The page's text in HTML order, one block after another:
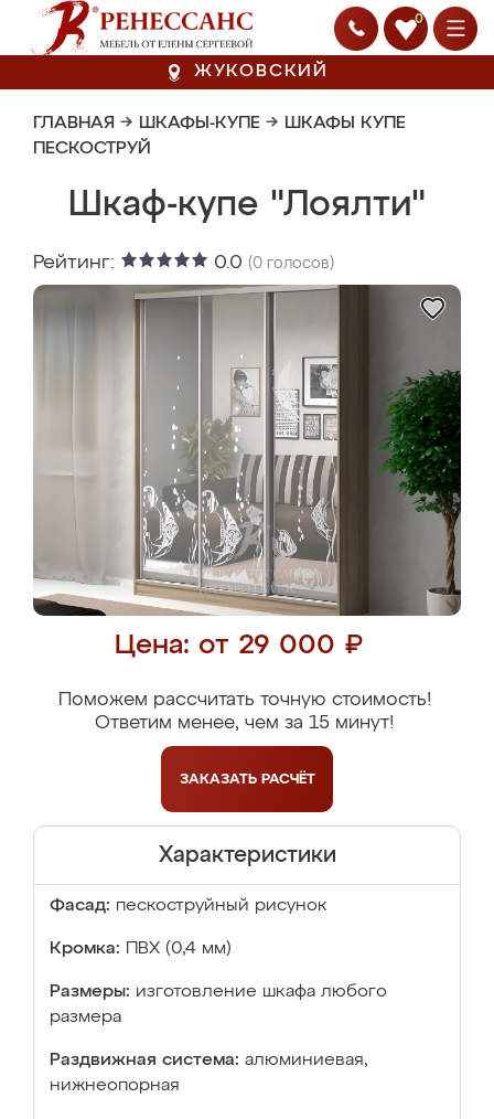
0
ЖУКОВСКИЙ
ГЛАВНАЯ → ШКАФЫ-КУПЕ → ШКАФЫ КУПЕ
ПЕСКОСТРУЙ
Шкаф-купе "Лоялти"
Рейтинг: 0.0 (0 голосов)
Цена: от 29 000 ₽
Поможем рассчитать точную стоимость!
Ответим менее, чем за 15 минут!
ЗАКАЗАТЬ РАСЧЁТ
Характеристики
Фасад: пескоструйный рисунок
Кромка: ПВХ (0,4 мм)
Размеры: изготовление шкафа любого
размера
Раздвижная система: алюминиевая,
нижнеопорная